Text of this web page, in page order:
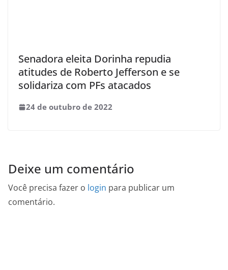
Senadora eleita Dorinha repudia
atitudes de Roberto Jefferson e se
solidariza com PFs atacados
24 de outubro de 2022
Deixe um comentário
Você precisa fazer o login para publicar um
comentário.